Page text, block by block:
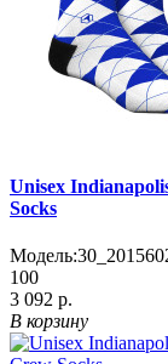
Unisex
Socks
Модель:
100
3 092 р.
В корзину